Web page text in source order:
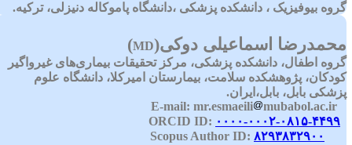
بیوفیزیک ، دانشکده پزشکی ،دانشگاه پاموکاله دنیزلی، ترکیه.
اسماعیلی دوکی (MD)
اطفال، دانشکده پزشکی، مرکز تحقیقات بیماری‌های غیرواگیر
پژوهشکده سلامت، بیمارستان امیرکلا، دانشگاه علوم
بابل، بابل،ایران.
mr.esmaeili
mubabol.ac.ir
۰۰۰۰-۰۰۰۲-۰۸۱۵-۴۴۹۹
۸۲۹۳۸۳۲۹۰۰